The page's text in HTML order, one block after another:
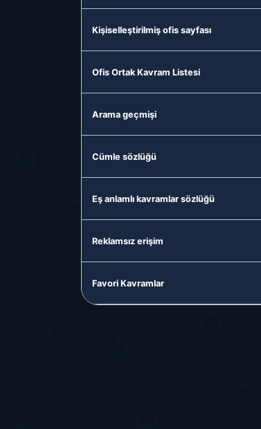
Kişiselleştirilmiş ofis sayfası
Ofis Ortak Kavram Listesi
Arama geçmişi
Cümle sözlüğü
Eş anlamlı kavramlar sözlüğü
Reklamsız erişim
Favori Kavramlar